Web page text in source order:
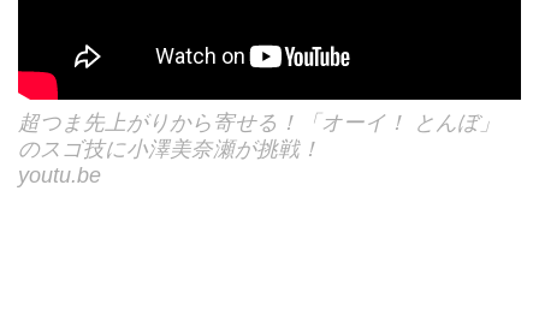
超つま先上がりから寄せる！「オーイ！ とんぼ」
のスゴ技に小澤美奈瀬が挑戦！
youtu.be